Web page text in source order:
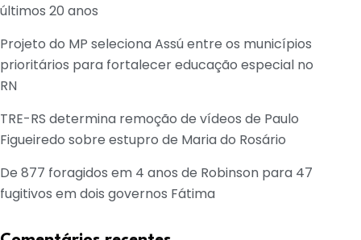
últimos 20 anos
Projeto do MP seleciona Assú entre os municípios
prioritários para fortalecer educação especial no
RN
TRE-RS determina remoção de vídeos de Paulo
Figueiredo sobre estupro de Maria do Rosário
De 877 foragidos em 4 anos de Robinson para 47
fugitivos em dois governos Fátima